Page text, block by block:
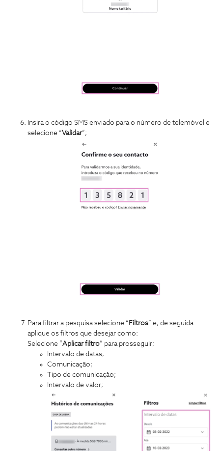
Insira o código SMS enviado para o número de telemóvel e
selecione “Validar”;
Para filtrar a pesquisa selecione “ Filtros” e, de seguida
aplique os filtros que desejar como:
Selecione “Aplicar filtro” para prosseguir;
Intervalo de datas;
Comunicação;
Tipo de comunicação;
Intervalo de valor;